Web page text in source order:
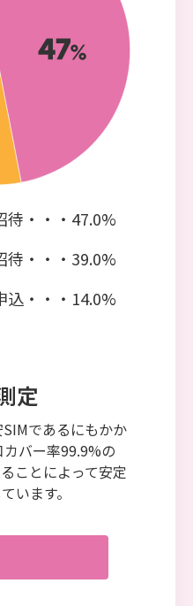
待・・・47.0%
待・・・39.0%
込・・・14.0%
定
であるにもかか
バー率99.9%の
ことによって安定
います。